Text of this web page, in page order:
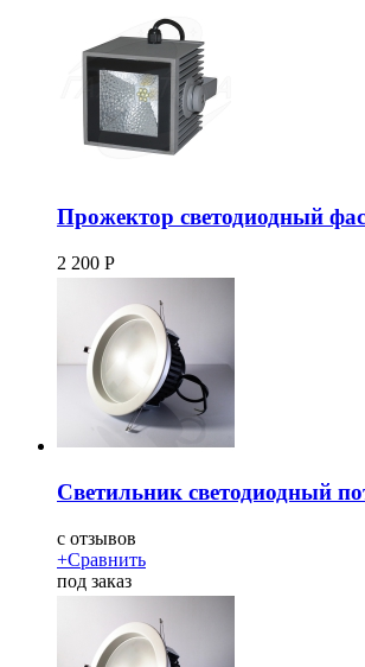
Прожектор светодиодный
2 200 Р
Светильник светодиодный
c отзывов
+Сравнить
под заказ